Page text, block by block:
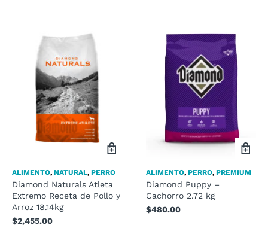
ALIMENTO, NATURAL, PERRO
Diamond Naturals Atleta
Extremo Receta de Pollo y
Arroz 18.14kg
$2,455.00
ALIMENTO, PERRO, PREMIUM
Diamond Puppy –
Cachorro 2.72 kg
$480.00